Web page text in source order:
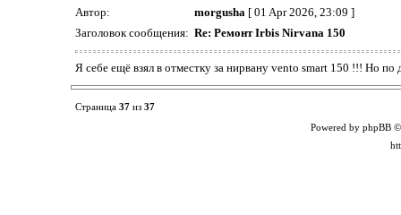
Автор: morgusha [ 01 Apr 2026, 23:09 ]
Заголовок сообщения: Re: Ремонт Irbis Nirvana 150
Я себе ещё взял в отместку за нирвану vento smart 150 !!! Но
Страница 37из 37
Powered by phpBB